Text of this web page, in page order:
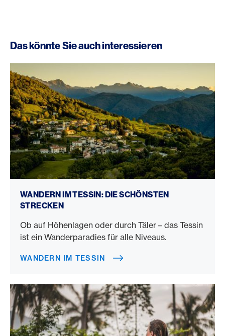
Das könnte Sie auch interessieren
WANDERN IM TESSIN: DIE SCHÖNSTEN
STRECKEN
Ob auf Höhenlagen oder durch Täler – das Tessin
ist ein Wanderparadies für alle Niveaus.
WANDERN IM TESSIN